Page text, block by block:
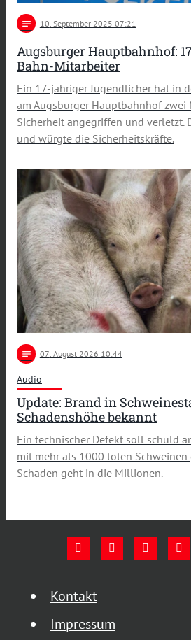
notes 10 . September 2025 07:21
Augsburger Hauptbahnhof:
Bahn-Mitarbeiter
Ein 17-jähriger Jugendlicher hat in
am Augsburger Hauptbahnhof zwei
Sicherheit angegriffen und verletzt.
und würgte die Sicherheitskräfte.
notes 07 . August 2026 10:44
Audio
Update: Brand in
Schadenshöhe bekannt
Ein technischer Defekt soll schuld
mit mehr als 1000 toten Schweinen
Schaden geht in die Millionen.
Kontakt
Impressum